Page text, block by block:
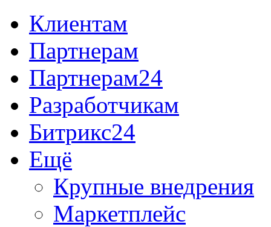
Клиентам
Партнерам
Партнерам24
Разработчикам
Битрикс24
Ещё
Крупные внедрения
Маркетплейс